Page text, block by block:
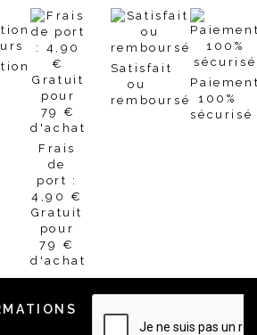
Frais
de
port :
4,90 €
Gratuit
pour
79 €
d'achat
Satisfait
ou
remboursé
100%
sécurisé